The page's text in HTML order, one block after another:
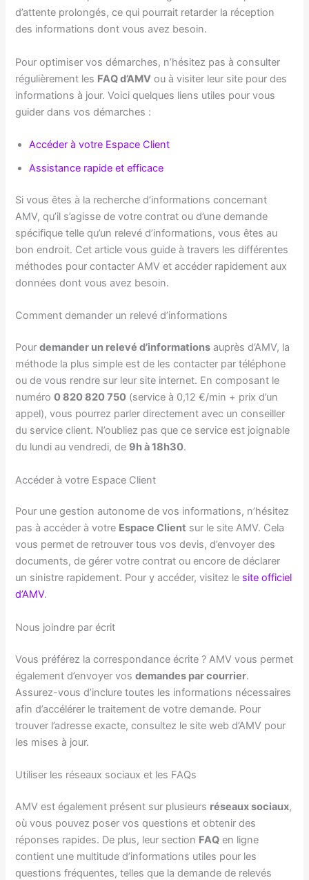
d’attente prolongés, ce qui pourrait retarder la réception
des informations dont vous avez besoin.
Pour optimiser vos démarches, n’hésitez pas à consulter
régulièrement les FAQ d’AMV ou à visiter leur site pour des
informations à jour. Voici quelques liens utiles pour vous
guider dans vos démarches :
Accéder à votre Espace Client
Assistance rapide et efficace
Si vous êtes à la recherche d’informations concernant
AMV, qu’il s’agisse de votre contrat ou d’une demande
spécifique telle qu’un relevé d’informations, vous êtes au
bon endroit. Cet article vous guide à travers les différentes
méthodes pour contacter AMV et accéder rapidement aux
données dont vous avez besoin.
Comment demander un relevé d’informations
Pourdemander un relevé d’informations auprès d’AMV, la
méthode la plus simple est de les contacter par téléphone
ou de vous rendre sur leur site internet. En composant le
numéro0 820 820 750 (service à 0,12 €/min + prix d’un
appel), vous pourrez parler directement avec un conseiller
du service client. N’oubliez pas que ce service est joignable
du lundi au vendredi, de 9h à 18h30.
Accéder à votre Espace Client
Pour une gestion autonome de vos informations, n’hésitez
pas à accéder à votre Espace Client sur le site AMV. Cela
vous permet de retrouver tous vos devis, d’envoyer des
documents, de gérer votre contrat ou encore de déclarer
un sinistre rapidement. Pour y accéder, visitez le site officiel
d’AMV.
Nous joindre par écrit
Vous préférez la correspondance écrite ? AMV vous permet
également d’envoyer vosdemandes par courrier.
Assurez-vous d’inclure toutes les informations nécessaires
afin d’accélérer le traitement de votre demande. Pour
trouver l’adresse exacte, consultez le site web d’AMV pour
les mises à jour.
Utiliser les réseaux sociaux et les FAQs
AMV est également présent sur plusieurs réseaux sociaux,
où vous pouvez poser vos questions et obtenir des
réponses rapides. De plus, leur section FAQ en ligne
contient une multitude d’informations utiles pour les
questions fréquentes, telles que la demande de relevés